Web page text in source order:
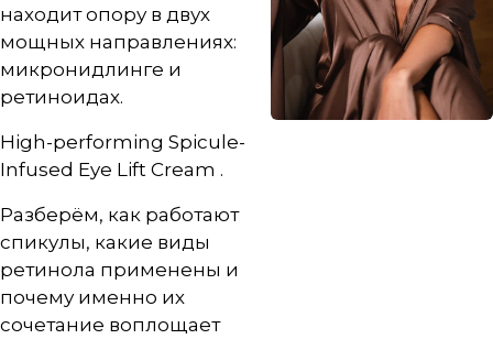
находит опору в двух
мощных направлениях:
микронидлинге и
ретиноидах.
High-performing Spicule-
Infused Eye Lift Cream .
Разберём, как работают
спикулы, какие виды
ретинола применены и
почему именно их
сочетание воплощает